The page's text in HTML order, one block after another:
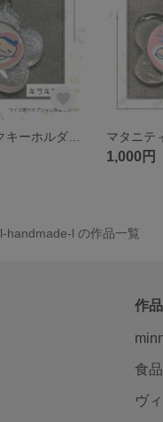
1,000円
l-handmade-l の作品一覧
作
食
ヴ